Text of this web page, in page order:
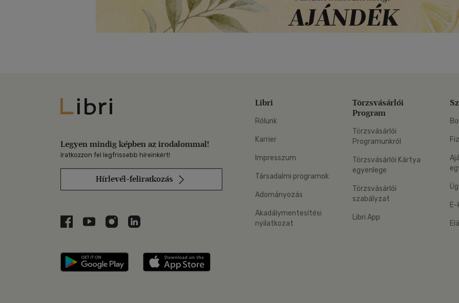
Libri
Legyen mindig képben az irodalommal!
Iratkozzon fel legfrissebb híreinkért!
Hírlevél-feliratkozás
Libri a Facebookon
Libri a Youtube-on
Libri az Instagramon
Libri a LinkedInen
Libri applikáció Szerezd meg: Google Play
Libri
Rólunk
Karrier
Impresszum
Társadalmi programok
Adományozás
Akadálymentesítési
nyilatkozat
Törzsvásárlói
Program
Törzsvásárlói
Programunkról
Törzsvásárlói Kártya
egyenlege
Törzsvásárlói
szabályzat
Libri App